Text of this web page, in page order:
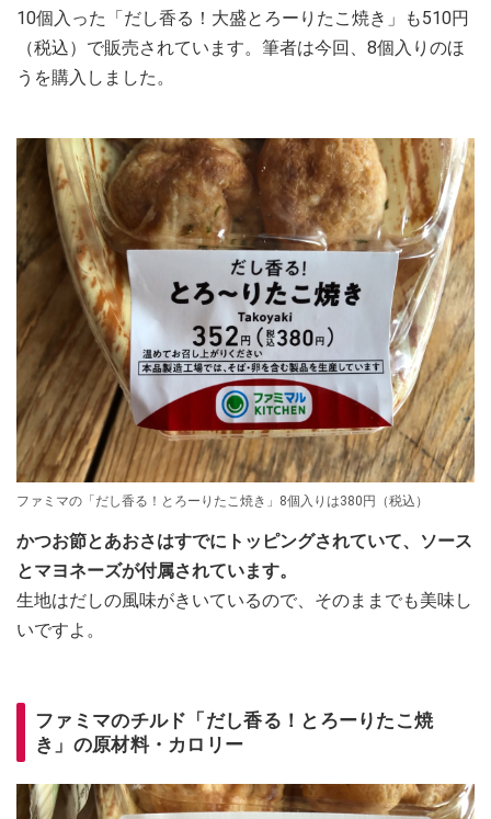
10個入った「だし香る！大盛とろーりたこ焼き」も510円
（税込）で販売されています。筆者は今回、8個入りのほ
うを購入しました。
ファミマの「だし香る！とろーりたこ焼き」8個入りは380円（税込）
かつお節とあおさはすでにトッピングされていて、ソース
とマヨネーズが付属されています。
生地はだしの風味がきいているので、そのままでも美味し
いですよ。
ファミマのチルド「だし香る！とろーりたこ焼
き」の原材料・カロリー